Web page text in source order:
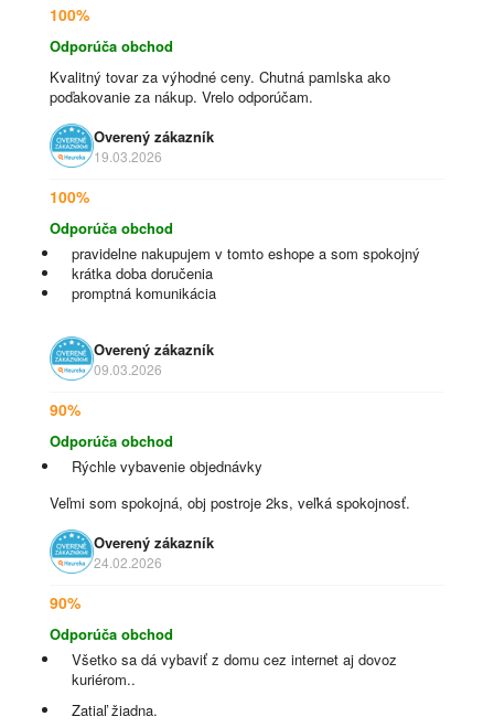
100%
Odporúča obchod
Kvalitný tovar za výhodné ceny. Chutná pamlska ako
poďakovanie za nákup. Vrelo odporúčam.
Overený zákazník
19.03.2026
100%
Odporúča obchod
pravidelne nakupujem v tomto eshope a som spokojný
krátka doba doručenia
promptná komunikácia
Overený zákazník
09.03.2026
90%
Odporúča obchod
Rýchle vybavenie objednávky
Veľmi som spokojná, obj postroje 2ks, veľká spokojnosť.
Overený zákazník
24.02.2026
90%
Odporúča obchod
Všetko sa dá vybaviť z domu cez internet aj dovoz
kuriérom..
Zatiaľ žiadna.